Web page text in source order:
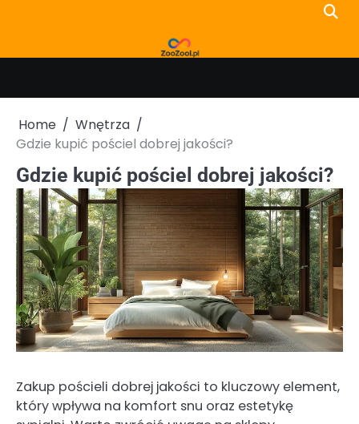
Home
Wnętrza
Gdzie kupić pościel dobrej jakości?
Gdzie kupić pościel dobrej jakości?
Zakup pościeli dobrej jakości to kluczowy element,
który wpływa na komfort snu oraz estetykę